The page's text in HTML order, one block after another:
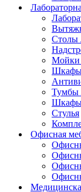
Столы
Мойки
Шкафы
Тумбы
Шкафы
Стулья
Офисная